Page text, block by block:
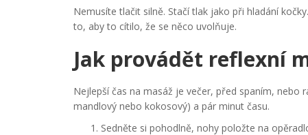
Nemusíte tlačit silně. Stačí tlak jako při hladání
to, aby to cítilo, že se něco uvolňuje.
Jak provádět reflexní
Nejlepší čas na masáž je večer, před spaním,
mandlový nebo kokosový) a pár minut času.
Sedněte si pohodlně, nohy položte na